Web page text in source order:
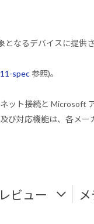
なるデバイスに提供さ
spec参照)。
ト接続と Microsoft
対応機能は、各メー
レビュー